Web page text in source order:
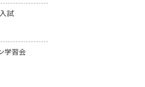
試
学習会